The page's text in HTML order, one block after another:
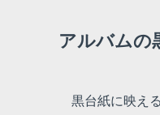
アルバムの
黒台紙に映え